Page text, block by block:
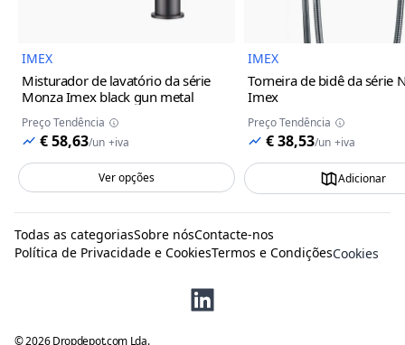
IMEX
Misturador de lavatório da série
Monza Imex black gun metal
Preço Tendência
€ 58,63/un +iva
Ver opções
IMEX
Torneira de bidê da série
Imex
Preço Tendência
€ 38,53/un +iva
Adicionar
©2026 Dropdepot.com Lda.
Todas as categoriasSobre nósContacte-nos
Política de Privacidade e CookiesTermos e CondiçõesCookies